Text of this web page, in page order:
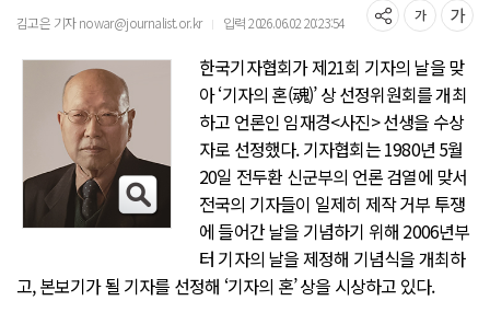
김고은 기자 nowar@journalist.or.kr ｜ 입력 2026.06.02 20:23:54
한국기자협회가 제21회 기자의 날을 맞
아 ‘기자의 혼(魂)’ 상 선정위원회를 개최
하고 언론인 임재경<사진> 선생을 수상
자로 선정했다. 기자협회는 1980년 5월
20일 전두환 신군부의 언론 검열에 맞서
전국의 기자들이 일제히 제작 거부 투쟁
에 들어간 날을 기념하기 위해 2006년부
터 기자의 날을 제정해 기념식을 개최하
고, 본보기가 될 기자를 선정해 ‘기자의 혼’ 상을 시상하고 있다.